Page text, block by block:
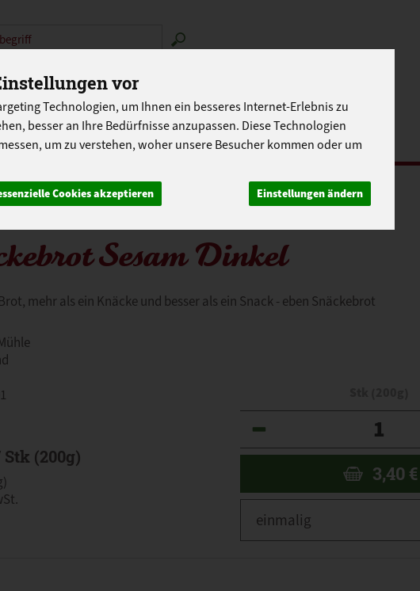
vor
Technologien, um Ihnen ein besseres Internet-Erlebnis zu
besser an Ihre Bedürfnisse anzupassen. Diese Technologien
um zu verstehen, woher unsere Besucher kommen oder um
Cookies akzeptieren Einstellungen ändern
SO GEHT'S ÜBER UNS
Sesam Dinkel
mehr als ein Knäcke und besser als ein Snack - eben Snäckebrot
Stk (200g)
3,40 €